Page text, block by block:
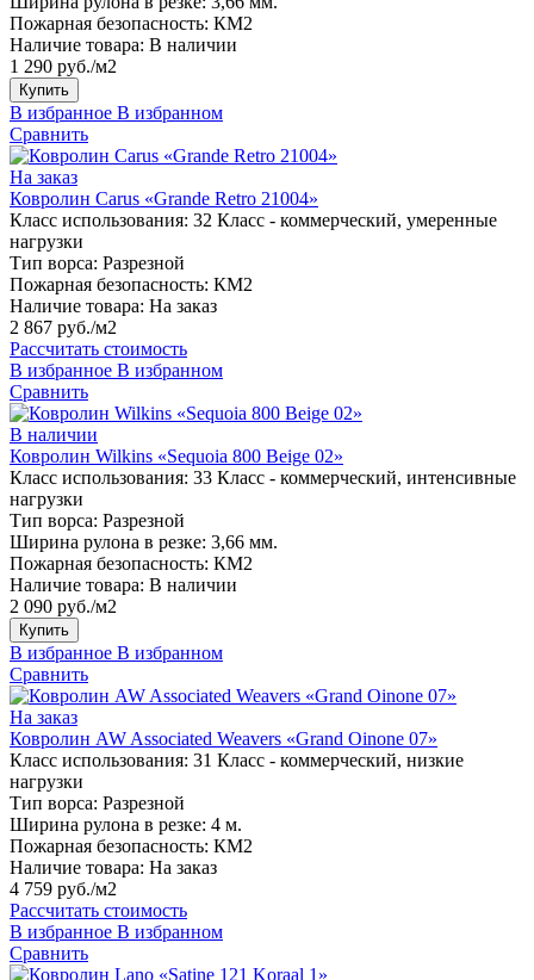
Пожарная безопасность: КМ2
Наличие товара: В наличии
1 290 руб./м2
Купить
В избранное В избранном
Сравнить
На заказ
Ковролин Carus «Grande Retro 21004»
Класс использования: 32 Класс - коммерческий, умеренные
нагрузки
Тип ворса: Разрезной
Пожарная безопасность: КМ2
Наличие товара: На заказ
2 867 руб./м2
Рассчитать стоимость
В избранное В избранном
Сравнить
В наличии
Ковролин Wilkins «Sequoia 800 Beige 02»
Класс использования: 33 Класс - коммерческий, интенсивные
нагрузки
Тип ворса: Разрезной
Ширина рулона в резке: 3,66 мм.
Пожарная безопасность: КМ2
Наличие товара: В наличии
2 090 руб./м2
Купить
В избранное В избранном
Сравнить
На заказ
Ковролин AW Associated Weavers «Grand Oinone 07»
Класс использования: 31 Класс - коммерческий, низкие
нагрузки
Тип ворса: Разрезной
Ширина рулона в резке: 4 м.
Пожарная безопасность: КМ2
Наличие товара: На заказ
4 759 руб./м2
Рассчитать стоимость
В избранное В избранном
Сравнить